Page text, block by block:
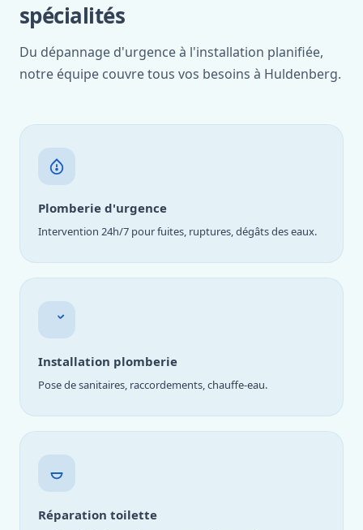
spécialités
Du dépannage d'urgence à l'installation planifiée,
notre équipe couvre tous vos besoins à Huldenberg.
Plomberie d'urgence
Intervention 24h/7 pour fuites, ruptures, dégâts des eaux.
Installation plomberie
Pose de sanitaires, raccordements, chauffe-eau.
Réparation toilette